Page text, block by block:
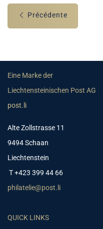
Précédente
Eine Marke der
Liechtensteinischen Post AG
post.li
Alte Zollstrasse 11
9494 Schaan
Liechtenstein
T +423 399 44 66
philatelie@post.li
QUICK LINKS